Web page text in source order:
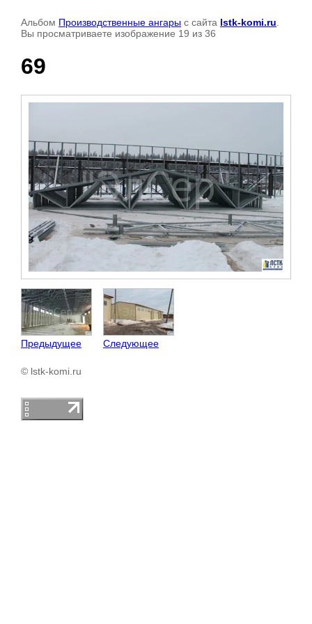
Альбом Производственные ангары с сайта lstk-komi.ru
Вы просматриваете изображение 19 из 36
69
Предыдущее Следующее
© lstk-komi.ru